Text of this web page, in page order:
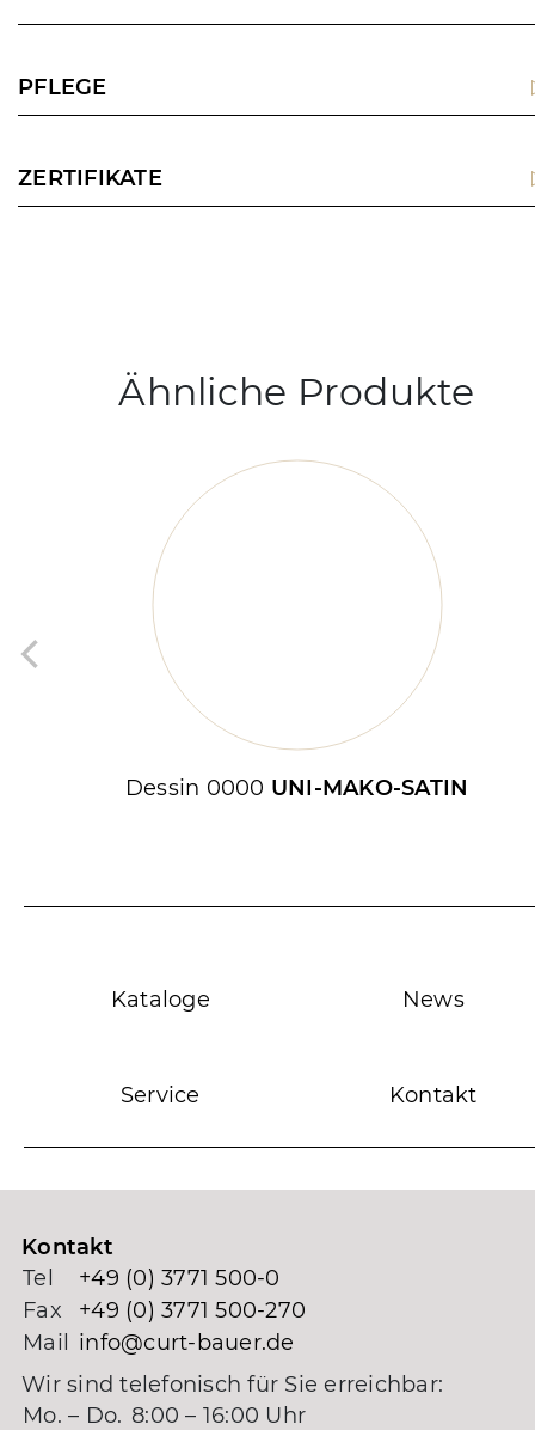
PFLEGE
ZERTIFIKATE
Ähnliche Produkte
Dessin 0000 UNI-MAKO-SATIN
Kataloge News
Service Kontakt
Kontakt
Tel
+49 (0) 3771 500-0
Fax
+49 (0) 3771 500-270
Mail
info@curt-bauer.de
Wir sind telefonisch für Sie erreichbar:
Mo. – Do. 8:00 – 16:00 Uhr